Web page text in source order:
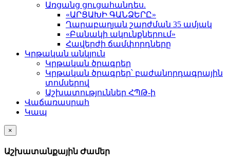
Առցանց ցուցահանդես.
«ԱՐՑԱԽԻ ԳԱՆՁԵՐԸ»
Ղարաբաղյան շարժման 35 ամյակ
«Բանակի ակունքներում»
Հավերժի ճամփորդները
Կրթական անկյուն
Կրթական ծրագրեր
Կրթական ծրագրեր՝ բաժանորդագրային
տոմսերով
Աշխատություններ ՀՊԹ-ի
Վաճառասրահ
Կապ
×
Աշխատանքային Ժամեր